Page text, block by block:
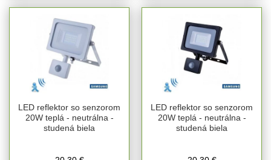
LED reflektor so senzorom
20W teplá - neutrálna -
studená biela
LED reflektor so senzorom
20W teplá - neutrálna -
studená biela